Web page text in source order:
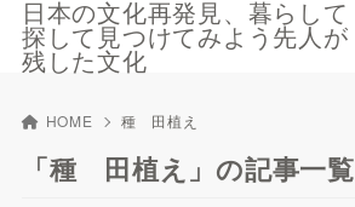
日本の文化再発見、暮らして
探して見つけてみよう先人が
残した文化
HOME 種 田植え
「種 田植え」の記事一覧